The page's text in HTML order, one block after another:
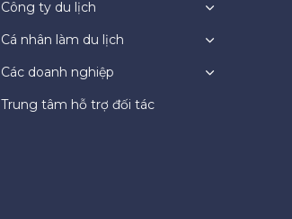
Công ty du lịch
Cá nhân làm du lịch
Các doanh nghiệp
Trung tâm hỗ trợ đối tác